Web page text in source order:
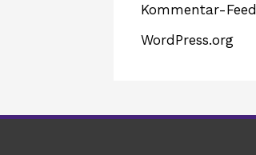
Kommentar-Feed
WordPress.org